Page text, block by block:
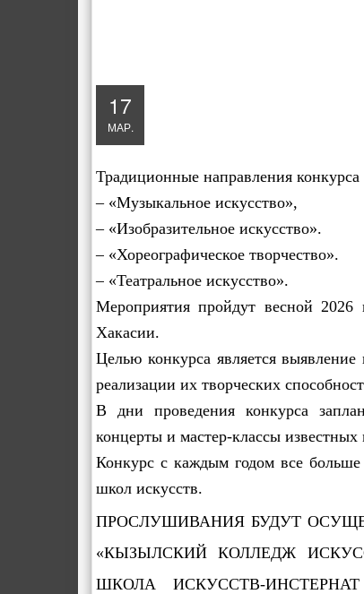
17
МАР.
Традиционные направления
– «Музыкальное искусство»,
– «Изобразительное искусство».
– «Хореографическое творчество».
– «Театральное искусство».
Мероприятияпройдут весной 2026
Хакасии.
Целью конкурса является
реализации их творческих
В дни проведения конкурса
концерты и мастер-классы известных
Конкурс с каждым годом все больше
школ искусств.
ПРОСЛУШИВАНИЯ БУДУТ
«КЫЗЫЛСКИЙ КОЛЛЕДЖ
ШКОЛА ИСКУССТВ-